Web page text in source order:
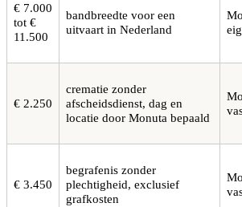
€ 7.000
tot €
11.500
bandbreedte voor een
uitvaart in Nederland
€ 2.250
crematie zonder
afscheidsdienst, dag en
locatie door Monuta bepaald
€ 3.450
begrafenis zonder
plechtigheid, exclusief
grafkosten